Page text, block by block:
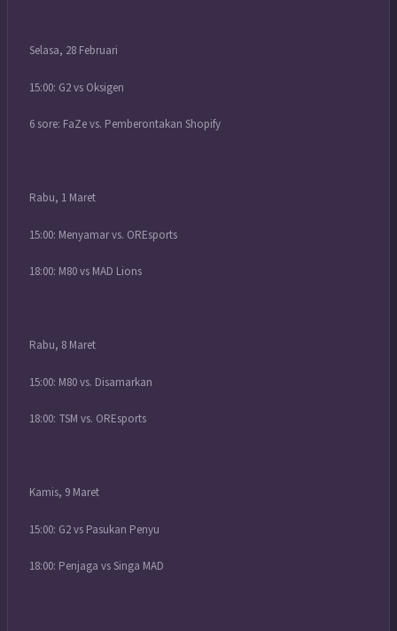
Selasa, 28 Februari
15:00: G2 vs Oksigen
6 sore: FaZe vs. Pemberontakan Shopify
Rabu, 1 Maret
15:00: Menyamar vs. OREsports
18:00: M80 vs MAD Lions
Rabu, 8 Maret
15:00: M80 vs. Disamarkan
18:00: TSM vs. OREsports
Kamis, 9 Maret
15:00: G2 vs Pasukan Penyu
18:00: Penjaga vs Singa MAD